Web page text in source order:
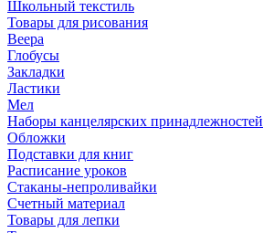
Школьный текстиль
Товары для рисования
Веера
Глобусы
Закладки
Ластики
Мел
Наборы канцелярских принадлежностей
Обложки
Подставки для книг
Расписание уроков
Стаканы-непроливайки
Счетный материал
Товары для лепки